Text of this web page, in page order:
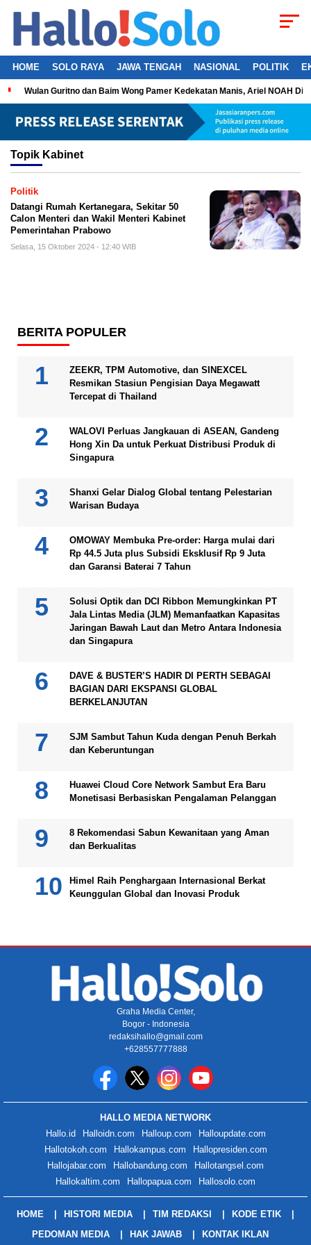
HOME SOLO RAYA JAWA TENGAH NASIONAL POLITIK
Wulan Guritno dan Baim Wong Pamer Kedekatan Manis, Ariel NOAH
Topik Kabinet
Politik
Datangi Rumah Kertanegara, Sekitar 50
Calon Menteri dan Wakil Menteri Kabinet
Pemerintahan Prabowo
Selasa, 15 Oktober 2024 - 12:40 WIB
BERITA POPULER
ZEEKR, TPM Automotive, dan SINEXCEL
Resmikan Stasiun Pengisian Daya Megawatt
Tercepat di Thailand
WALOVI Perluas Jangkauan di ASEAN, Gandeng
Hong Xin Da untuk Perkuat Distribusi Produk di
Singapura
Shanxi Gelar Dialog Global tentang Pelestarian
Warisan Budaya
OMOWAY Membuka Pre-order: Harga mulai dari
Rp 44.5 Juta plus Subsidi Eksklusif Rp 9 Juta
dan Garansi Baterai 7 Tahun
Solusi Optik dan DCI Ribbon Memungkinkan PT
Jala Lintas Media (JLM) Memanfaatkan Kapasitas
Jaringan Bawah Laut dan Metro Antara Indonesia
dan Singapura
DAVE & BUSTER’S HADIR DI PERTH SEBAGAI
BAGIAN DARI EKSPANSI GLOBAL
BERKELANJUTAN
SJM Sambut Tahun Kuda dengan Penuh Berkah
dan Keberuntungan
Huawei Cloud Core Network Sambut Era Baru
Monetisasi Berbasiskan Pengalaman Pelanggan
8 Rekomendasi Sabun Kewanitaan yang Aman
dan Berkualitas
Himel Raih Penghargaan Internasional Berkat
Keunggulan Global dan Inovasi Produk
Graha Media Center,
Bogor - Indonesia
redaksihallo@gmail.com
+628557777888
HALLO MEDIA NETWORK
Hallo.id
Halloidn.com Halloup.com
Halloupdate.com
Hallotokoh.com
Hallokampus.com
Hallopresiden.com
Hallojabar.com
Hallobandung.com
Hallotangsel.com
Hallokaltim.com
Hallopapua.com Hallosolo.com
HOME HISTORI MEDIA TIM REDAKSI
KODE ETIK
PEDOMAN MEDIA
HAK JAWAB KONTAK IKLAN